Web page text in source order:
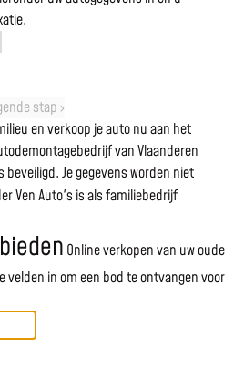
stap ›
en verkoop je auto nu aan het
van Vlaanderen
beveiligd. Je gegevens worden niet
Ven Auto's is als familiebedrijf
Online verkopen van uw oude
velden in om een bod te ontvangen voor